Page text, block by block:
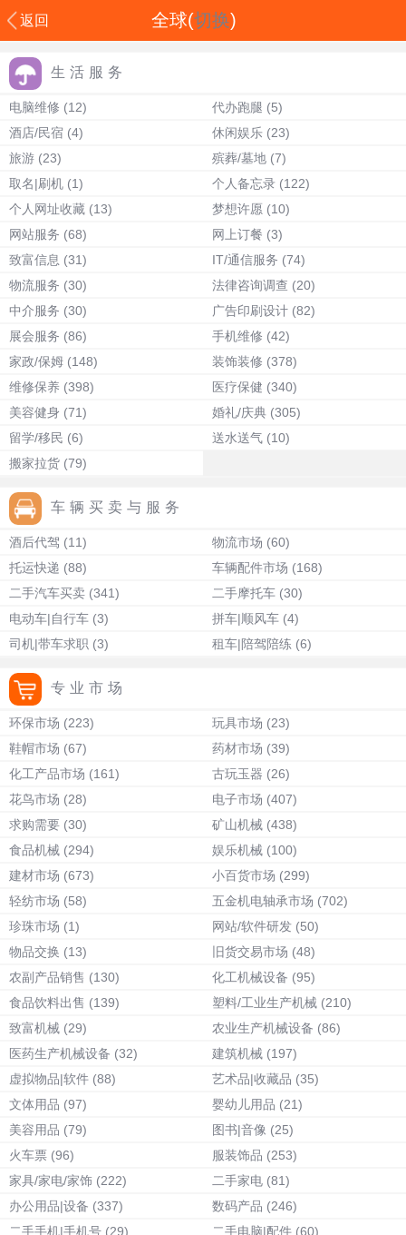
返回 全球(切换)
生活服务
电脑维修 (12) 代办跑腿 (5)
酒店/民宿 (4) 休闲娱乐 (23)
旅游 (23) 殡葬/墓地 (7)
取名|刷机 (1) 个人备忘录 (122)
个人网址收藏 (13) 梦想许愿 (10)
网站服务 (68) 网上订餐 (3)
致富信息 (31) IT/通信服务 (74)
物流服务 (30) 法律咨询调查 (20)
中介服务 (30) 广告印刷设计 (82)
展会服务 (86) 手机维修 (42)
家政/保姆 (148) 装饰装修 (378)
维修保养 (398) 医疗保健 (340)
美容健身 (71) 婚礼/庆典 (305)
留学/移民 (6) 送水送气 (10)
搬家拉货 (79)
车辆买卖与服务
酒后代驾 (11) 物流市场 (60)
托运快递 (88) 车辆配件市场 (168)
二手汽车买卖 (341) 二手摩托车 (30)
电动车|自行车 (3) 拼车|顺风车 (4)
司机|带车求职 (3) 租车|陪驾陪练 (6)
专业市场
环保市场 (223) 玩具市场 (23)
鞋帽市场 (67) 药材市场 (39)
化工产品市场 (161) 古玩玉器 (26)
花鸟市场 (28) 电子市场 (407)
求购需要 (30) 矿山机械 (438)
食品机械 (294) 娱乐机械 (100)
建材市场 (673) 小百货市场 (299)
轻纺市场 (58) 五金机电轴承市场 (702)
珍珠市场 (1) 网站/软件研发 (50)
物品交换 (13) 旧货交易市场 (48)
农副产品销售 (130) 化工机械设备 (95)
食品饮料出售 (139) 塑料/工业生产机械 (210)
致富机械 (29) 农业生产机械设备 (86)
医药生产机械设备 (32) 建筑机械 (197)
虚拟物品|软件 (88) 艺术品|收藏品 (35)
文体用品 (97) 婴幼儿用品 (21)
美容用品 (79) 图书|音像 (25)
火车票 (96) 服装饰品 (253)
家具/家电/家饰 (222) 二手家电 (81)
办公用品|设备 (337) 数码产品 (246)
二手手机|手机号 (29) 二手电脑|配件 (60)